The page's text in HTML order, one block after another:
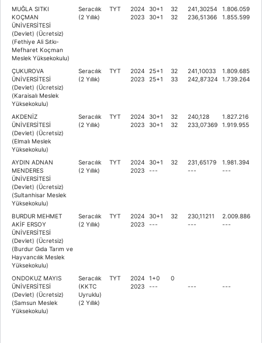
MUĞLA SITKI
KOÇMAN
ÜNİVERSİTESİ
(Devlet) (Ücretsiz)
(Fethiye Ali Sıtkı-
Mefharet Koçman
Meslek Yüksekokulu)
Seracılık
(2 Yıllık)
TYT
2024
2023
30+1
30+1
32
32
241,30254
236,51366
1.806.059
1.855.599
ÇUKUROVA
ÜNİVERSİTESİ
(Devlet) (Ücretsiz)
(Karaisalı Meslek
Yüksekokulu)
Seracılık
(2 Yıllık)
TYT
2024
2023
25+1
25+1
32
33
241,10033
242,87324
1.809.685
1.739.264
AKDENİZ
ÜNİVERSİTESİ
(Devlet) (Ücretsiz)
(Elmalı Meslek
Yüksekokulu)
Seracılık
(2 Yıllık)
TYT
2024
2023
30+1
30+1
32
32
240,128
233,07369
1.827.216
1.919.955
AYDIN ADNAN
MENDERES
ÜNİVERSİTESİ
(Devlet) (Ücretsiz)
(Sultanhisar Meslek
Yüksekokulu)
Seracılık
(2 Yıllık)
TYT
2024
2023
30+1
---
32
231,65179
---
1.981.394
---
BURDUR MEHMET
AKİF ERSOY
ÜNİVERSİTESİ
(Devlet) (Ücretsiz)
(Burdur Gıda Tarım ve
Hayvancılık Meslek
Yüksekokulu)
Seracılık
(2 Yıllık)
TYT
2024
2023
30+1
---
32
230,11211
---
2.009.886
---
ONDOKUZ MAYIS
ÜNİVERSİTESİ
(Devlet) (Ücretsiz)
(Samsun Meslek
Yüksekokulu)
Seracılık
(KKTC
Uyruklu)
(2 Yıllık)
TYT
2024
2023
1+0
---
0
---
---